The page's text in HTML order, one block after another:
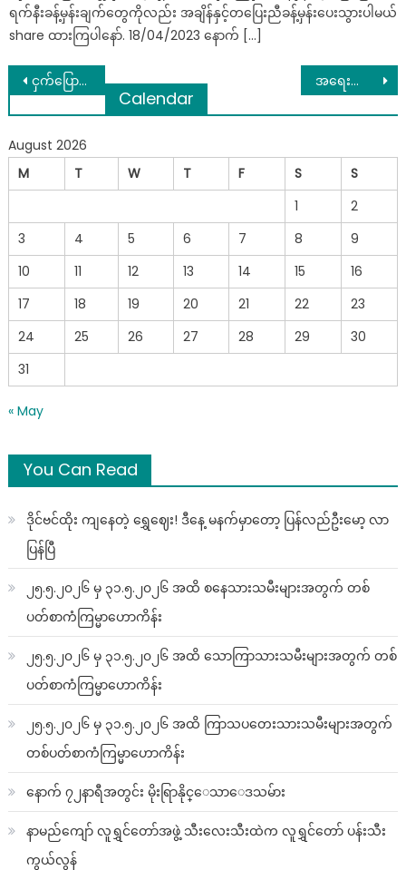
ရက်နီးခန့်မှန်းချက်တွေကိုလည်း အချိန်နှင့်တပြေးညီခန့်မှန်းပေးသွားပါမယ်
share ထားကြပါနော်. 18/04/2023 နောက် […]
Post
navigation
ငှက်ပြောပွဲ အုန်းပွဲ ကန်တော့ပွဲတွေနဲ့ ဘုရားကိုလှူရင် ကုသိုလ်ရနိုင်မရနိုင် အကြောင်းရင်းများ… အရေးကြီးနေလို့ ဆိုင်ကယ်ကယ်ရီငှားစီးခဲ့ရာ ကယ်ရီသမားက သူ့ရဲ့ချစ်သူကောင်မလေးနဲ့ ဖုန်းပြောရင်းရန်ဖြစ်နေတာကြောင့် seemore..
Calendar
August 2026
M
T W T F S
S
1
2
3
4 5 6 7 8
9
10
11 12 13 14 15
16
17
18 19 20 21 22
23
24
25 26 27 28 29
30
31
« May
You Can Read
ဒိုင်ဗင်ထိုး ကျနေတဲ့ ရွှေဈေး! ဒီနေ့ မနက်မှာတော့ ပြန်လည်ဦးမော့ လာ
ပြန်ပြီ
၂၅.၅.၂၀၂၆ မှ ၃၁.၅.၂၀၂၆ အထိ စနေသားသမီးများအတွက် တစ်
ပတ်စာကံကြမ္မာဟောကိန်း
၂၅.၅.၂၀၂၆ မှ ၃၁.၅.၂၀၂၆ အထိ သောကြာသားသမီးများအတွက် တစ်
ပတ်စာကံကြမ္မာဟောကိန်း
၂၅.၅.၂၀၂၆ မှ ၃၁.၅.၂၀၂၆ အထိ ကြာသပတေးသားသမီးများအတွက်
တစ်ပတ်စာကံကြမ္မာဟောကိန်း
နောက် ၇၂နာရီအတွင်း မိုးရြာနိုင္ေသာေဒသမ်ား
နာမည်ကျော် လူရွှင်တော်အဖွဲ့ သီးလေးသီးထဲက လူရွှင်တော် ပန်းသီး
ကွယ်လွန်